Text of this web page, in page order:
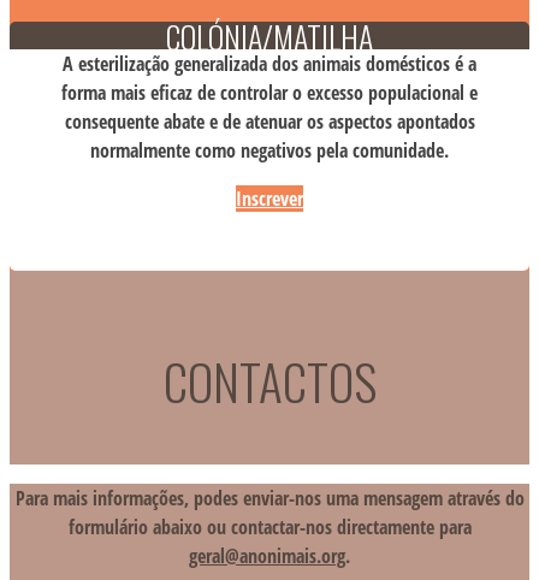
COLÓNIA/MATILHA
A esterilização generalizada dos animais domésticos é a
forma mais eficaz de controlar o excesso populacional e
consequente abate e de atenuar os aspectos apontados
normalmente como negativos pela comunidade.
Inscrever
CONTACTOS
Para mais informações, podes enviar-nos uma mensagem através do
formulário abaixo ou contactar-nos directamente para
geral@anonimais.org.